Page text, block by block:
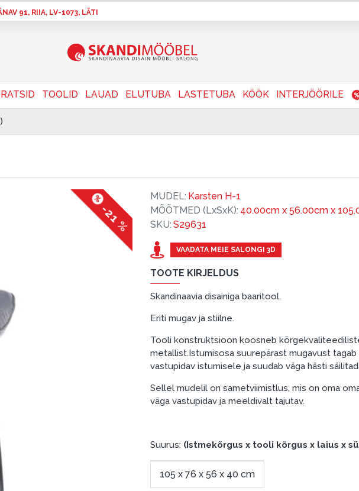
91, RIIA, LV-1073, LÄTI
TOOLID LAUAD ELUTUBA LASTETUBA KÖÖK INTERJÖÖRILE
-21 %
VAADATA MEIE SALONGI 3D
TOOTE KIRJELDUS
Skandinaavia disainiga baaritool.
Eriti mugav ja stiilne.
Tooli konstruktsioon koosneb
metallist.Istumisosa suurepärast mugavust
vastupidav istumisele ja suudab väga hästi
Sellel mudelil on sametviimistlus, mis on oma
väga vastupidav ja meeldivalt tajutav.
Suurus: (Istmekõrgus x tooli kõrgus x laius x
105 x 76 x 56 x 40 cm
MUDEL: Karsten H-1
MÕÕTMED (LxSxK): 40.00cm x 56.00cm x
SKU: S29631